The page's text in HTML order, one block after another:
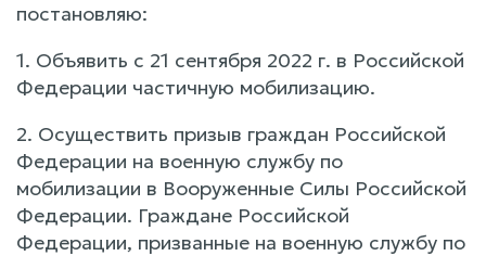
постановляю:
1. Объявить с 21 сентября 2022 г. в Российской
Федерации частичную мобилизацию.
2. Осуществить призыв граждан Российской
Федерации на военную службу по
мобилизации в Вооруженные Силы Российской
Федерации. Граждане Российской
Федерации, призванные на военную службу по